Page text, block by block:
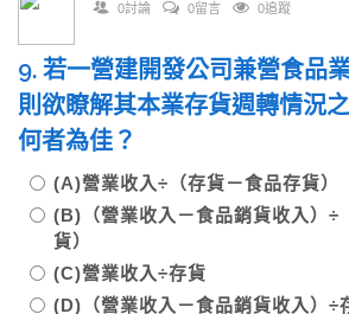
0討論 0留言 0追蹤
9. 若一營建開發公司兼營食品
則欲瞭解其本業存貨週轉情況
何者為佳？
(A)營業收入÷（存貨－食品存貨）
(B)（營業收入－食品銷貨收入）÷
貨）
(C)營業收入÷存貨
(D)（營業收入－食品銷貨收入）÷